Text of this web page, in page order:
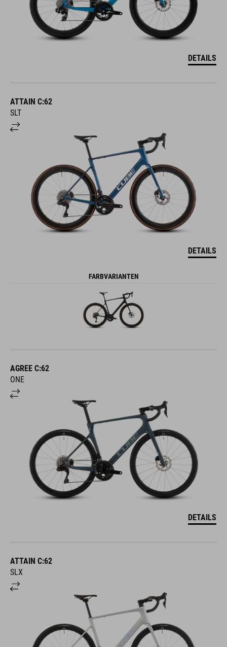
DETAILS
ATTAIN C:62
SLT
DETAILS
FARBVARIANTEN
AGREE C:62
ONE
DETAILS
ATTAIN C:62
SLX